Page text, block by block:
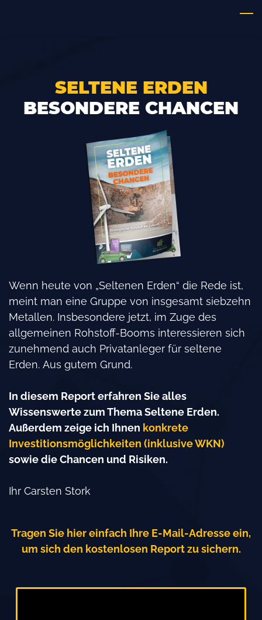
SELTENE ERDEN
BESONDERE CHANCEN
Wenn heute von „Seltenen Erden“ die Rede ist,
meint man eine Gruppe von insgesamt siebzehn
Metallen. Insbesondere jetzt, im Zuge des
allgemeinen Rohstoff-Booms interessieren sich
zunehmend auch Privatanleger für seltene
Erden. Aus gutem Grund.
In diesem Report erfahren Sie alles
Wissenswerte zum Thema Seltene Erden.
Außerdem zeige ich Ihnen konkrete
Investitionsmöglichkeiten (inklusive WKN)
sowie dieChancen und Risiken.
Ihr Carsten Stork
Tragen Sie hier einfach Ihre E-Mail-Adresse ein,
um sich den kostenlosen Report zu sichern.